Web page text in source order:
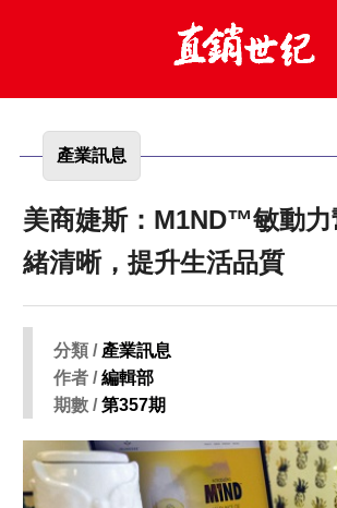
產業訊息
美商婕斯：M1ND™敏動力
緒清晰，提升生活品質
分類 / 產業訊息
作者 /編輯部
期數 /第357期